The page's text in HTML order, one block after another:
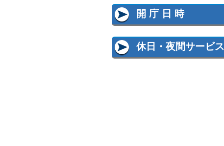
開 庁 日 時
休日・夜間サービス